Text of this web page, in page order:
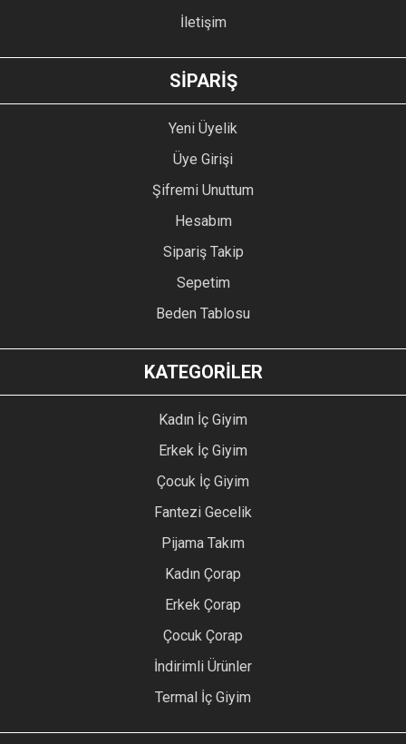
GÖNDER
İletişim
SİPARİŞ
Yeni Üyelik
Üye Girişi
Şifremi Unuttum
Hesabım
Sipariş Takip
Sepetim
Beden Tablosu
KATEGORİLER
Kadın İç Giyim
Erkek İç Giyim
Çocuk İç Giyim
Fantezi Gecelik
Pijama Takım
Kadın Çorap
Erkek Çorap
Çocuk Çorap
İndirimli Ürünler
Termal İç Giyim